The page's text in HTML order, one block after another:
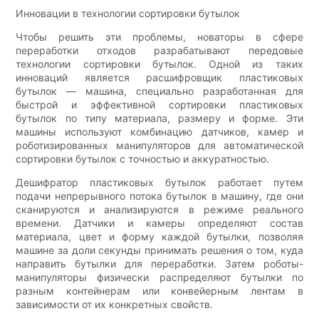
Инновации в технологии сортировки бутылок
Чтобы решить эти проблемы, новаторы в сфере
переработки отходов разрабатывают передовые
технологии сортировки бутылок. Одной из таких
инноваций является расшифровщик пластиковых
бутылок — машина, специально разработанная для
быстрой и эффективной сортировки пластиковых
бутылок по типу материала, размеру и форме. Эти
машины используют комбинацию датчиков, камер и
роботизированных манипуляторов для автоматической
сортировки бутылок с точностью и аккуратностью.
Дешифратор пластиковых бутылок работает путем
подачи непрерывного потока бутылок в машину, где они
сканируются и анализируются в режиме реального
времени. Датчики и камеры определяют состав
материала, цвет и форму каждой бутылки, позволяя
машине за доли секунды принимать решения о том, куда
направить бутылки для переработки. Затем роботы-
манипуляторы физически распределяют бутылки по
разным контейнерам или конвейерным лентам в
зависимости от их конкретных свойств.